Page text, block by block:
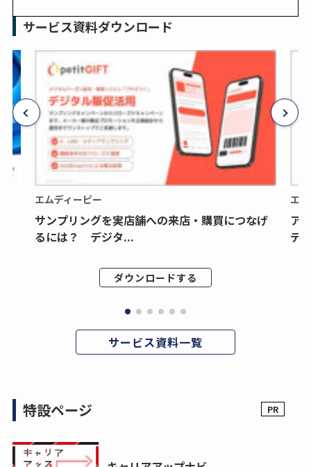
サービス資料ダウンロード
エムディーピー
サンプリングを実店舗への来店・購買につなげ
るには？ デジタ...
ダウンロードする
エ
ア
デ
サービス資料一覧
特設ページ